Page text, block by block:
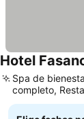
Hotel
Spa de
completo,
frente a la playa